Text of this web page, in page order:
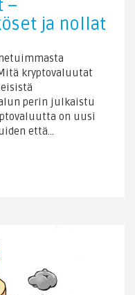
–
ja nollat
kryptovaluutat
perin julkaistu
on uusi
että…